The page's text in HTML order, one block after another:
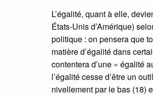
L’égalité, quant à elle,
États-Unis d’Amérique)
politique : on pensera que
matière d’égalité dans
contentera d’une « égalité
l’égalité cesse d’être un
nivellement par le bas (18)